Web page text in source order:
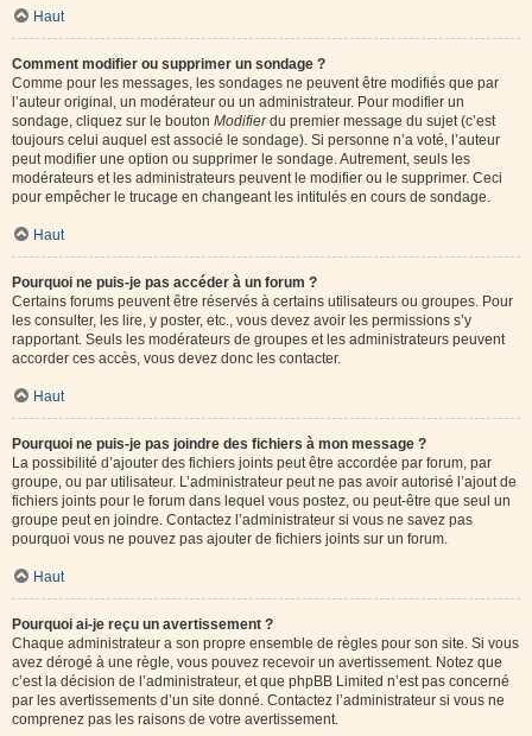
Haut
Comment modifier ou supprimer un sondage ?
Comme pour les messages, les sondages ne peuvent être modifiés que par
l’auteur original, un modérateur ou un administrateur. Pour modifier un
sondage, cliquez sur le bouton Modifierdu premier message du sujet (c’est
toujours celui auquel est associé le sondage). Si personne n’a voté, l’auteur
peut modifier une option ou supprimer le sondage. Autrement, seuls les
modérateurs et les administrateurs peuvent le modifier ou le supprimer. Ceci
pour empêcher le trucage en changeant les intitulés en cours de sondage.
Haut
Pourquoi ne puis-je pas accéder à un forum ?
Certains forums peuvent être réservés à certains utilisateurs ou groupes. Pour
les consulter, les lire, y poster, etc., vous devez avoir les permissions s’y
rapportant. Seuls les modérateurs de groupes et les administrateurs peuvent
accorder ces accès, vous devez donc les contacter.
Haut
Pourquoi ne puis-je pas joindre des fichiers à mon message ?
La possibilité d’ajouter des fichiers joints peut être accordée par forum, par
groupe, ou par utilisateur. L’administrateur peut ne pas avoir autorisé l’ajout de
fichiers joints pour le forum dans lequel vous postez, ou peut-être que seul un
groupe peut en joindre. Contactez l’administrateur si vous ne savez pas
pourquoi vous ne pouvez pas ajouter de fichiers joints sur un forum.
Haut
Pourquoi ai-je reçu un avertissement ?
Chaque administrateur a son propre ensemble de règles pour son site. Si vous
avez dérogé à une règle, vous pouvez recevoir un avertissement. Notez que
c’est la décision de l’administrateur, et que phpBB Limited n’est pas concerné
par les avertissements d’un site donné. Contactez l’administrateur si vous ne
comprenez pas les raisons de votre avertissement.